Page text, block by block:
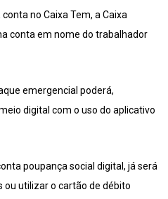
no Caixa Tem, a Caixa
conta em nome do trabalhador
emergencial poderá,
digital com o uso do aplicativo
poupança social digital, já será
ou utilizar o cartão de débito